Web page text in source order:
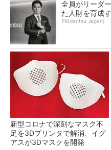
全員がリーダ
た人財を育成
PR(dentsu Japan)
新型コロナで深刻なマスク不
足を3Dプリンタで解消、イグ
アスが3Dマスクを開発